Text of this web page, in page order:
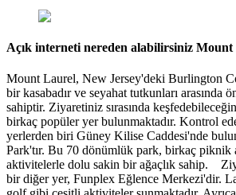
Açık interneti nereden alabilirsiniz
Mount Laurel, New Jersey'deki Burlington
bir kasabadır ve seyahat tutkunları arasında
sahiptir. Ziyaretiniz sırasında
birkaç popüler yer bulunmaktadır. Kontrol
yerlerden biri Güney Kilise Caddesi'nde
Park'tır. Bu 70 dönümlük park, birkaç piknik
aktivitelerle dolu sakin bir ağaçlık sahip.
bir diğer yer, Funplex Eğlence Merkezi'dir.